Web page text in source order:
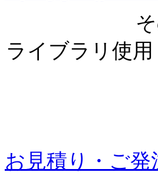
ライブラリ使
お見積り・ご発